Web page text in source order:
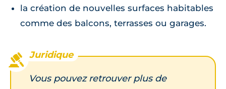
la création de nouvelles surfaces habitables
comme des balcons, terrasses ou garages.
Vous pouvez retrouver plus de